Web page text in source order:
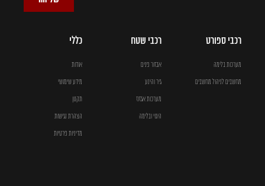
רכבי ספורט
מערכות בלימה
מחשבים לניהול מחשבים
רכבי שטח
אבזור פנים
גיר והינע
מערכות אגזוז
היגוי ובלימה
כללי
אודות
מידע שימושי
תקנון
הצהרת נגישות
מדיניות פרטיות